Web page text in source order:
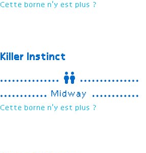
Cette borne n'y est plus ?
Killer Instinct
Midway
Cette borne n'y est plus ?